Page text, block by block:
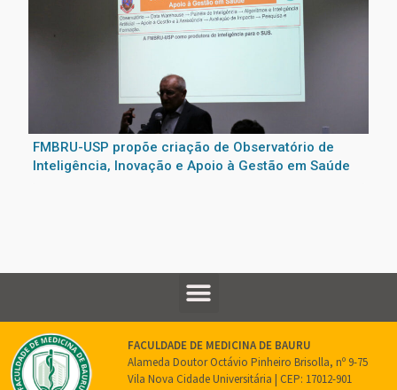
FMBRU-USP propõe criação de Observatório de
Inteligência, Inovação e Apoio à Gestão em Saúde
FACULDADE DE MEDICINA DE BAURU
Alameda Doutor Octávio Pinheiro Brisolla, nº 9-75
Vila Nova Cidade Universitária | CEP: 17012-901